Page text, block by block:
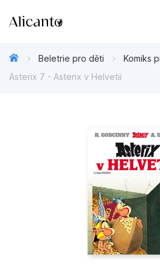
Tipy redakce
Beletrie pro děti
Beletrie pro dospělé
Beletrie pro děti
Komiks
Asterix 7 - Asterix v Helvetii